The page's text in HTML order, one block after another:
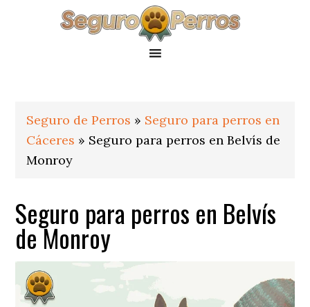
Seguro de Perros » Seguro para perros en
Cáceres » Seguro para perros en Belvís de
Monroy
Seguro para perros en Belvís
de Monroy